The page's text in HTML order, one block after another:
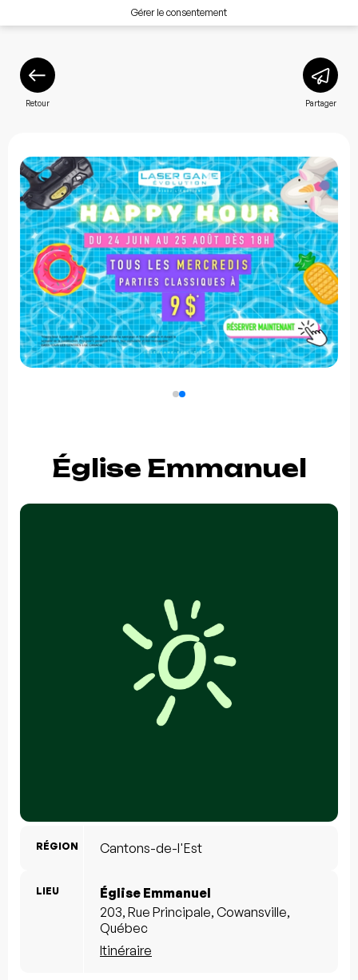
Gérer le consentement
Retour Partager
Église Emmanuel
RÉGION Cantons-de-l'Est
LIEU
Église Emmanuel
203, Rue Principale, Cowansville,
Québec
Itinéraire